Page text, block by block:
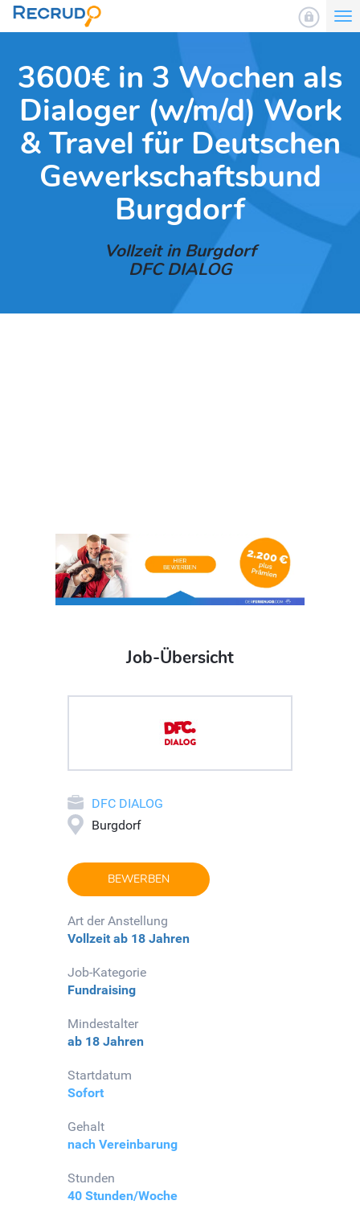
3600€ in 3 Wochen als
Dialoger (w/m/d) Work
& Travel für Deutschen
Gewerkschaftsbund
Burgdorf
Vollzeit in Burgdorf
DFC DIALOG
Job-Übersicht
DFC DIALOG
Burgdorf
BEWERBEN
Art der Anstellung
Vollzeit ab 18 Jahren
Job-Kategorie
Fundraising
Mindestalter
ab 18 Jahren
Startdatum
Sofort
Gehalt
nach Vereinbarung
Stunden
40 Stunden/Woche